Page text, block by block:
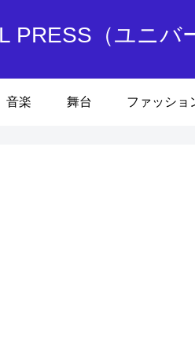
PRESS（ユニバ
音楽 舞台 ファッショ